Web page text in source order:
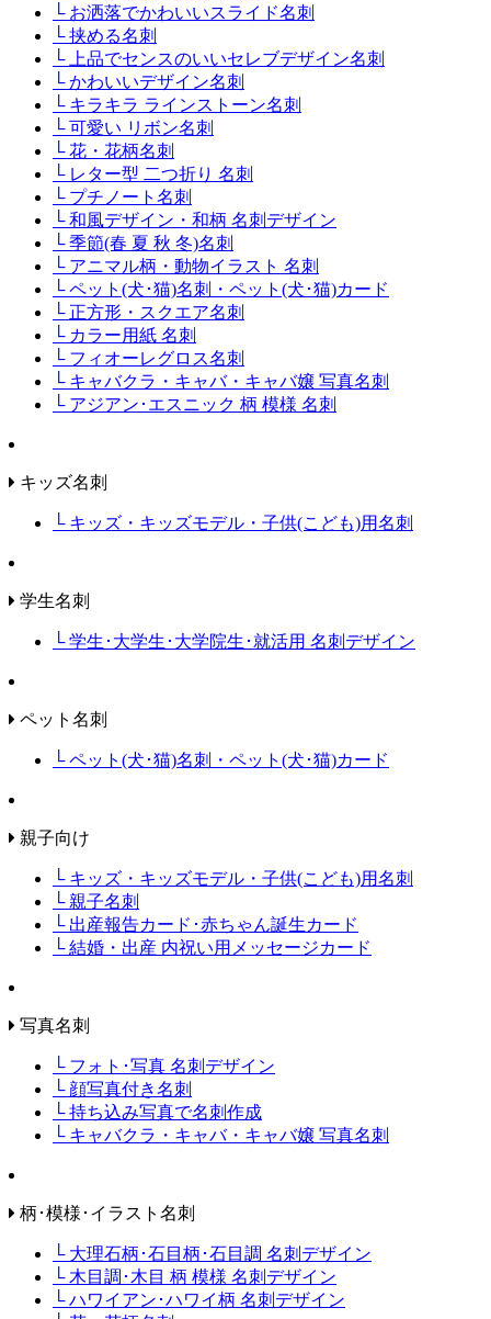
└ お洒落でかわいいスライド名刺
└ 挟める名刺
└ 上品でセンスのいいセレブデザイン名刺
└ かわいいデザイン名刺
└ キラキラ ラインストーン名刺
└ 可愛い リボン名刺
└ 花・花柄名刺
└ レター型 二つ折り 名刺
└ プチノート名刺
└ 和風デザイン・和柄 名刺デザイン
└ 季節(春 夏 秋 冬)名刺
└ アニマル柄・動物イラスト 名刺
└ ペット(犬･猫)名刺・ペット(犬･猫)カード
└ 正方形・スクエア名刺
└ カラー用紙 名刺
└ フィオーレグロス名刺
└ キャバクラ・キャバ・キャバ嬢 写真名刺
└ アジアン･エスニック 柄 模様 名刺
キッズ名刺
└ キッズ・キッズモデル・子供(こども)用名刺
学生名刺
└ 学生･大学生･大学院生･就活用 名刺デザイン
ペット名刺
└ ペット(犬･猫)名刺・ペット(犬･猫)カード
親子向け
└ キッズ・キッズモデル・子供(こども)用名刺
└ 親子名刺
└ 出産報告カード･赤ちゃん誕生カード
└ 結婚・出産 内祝い用メッセージカード
写真名刺
└ フォト･写真 名刺デザイン
└ 顔写真付き名刺
└ 持ち込み写真で名刺作成
└ キャバクラ・キャバ・キャバ嬢 写真名刺
柄･模様･イラスト名刺
└ 大理石柄･石目柄･石目調 名刺デザイン
└ 木目調･木目 柄 模様 名刺デザイン
└ ハワイアン･ハワイ柄 名刺デザイン